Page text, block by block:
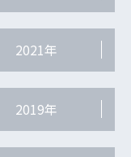
2021年
2019年